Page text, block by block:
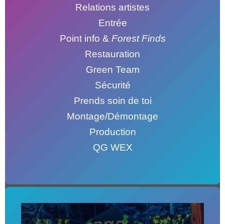
Relations artistes
Entrée
Point info & Forest Finds
Restauration
Green Team
Sécurité
Prends soin de toi
Montage/Démontage
Production
QG WEX